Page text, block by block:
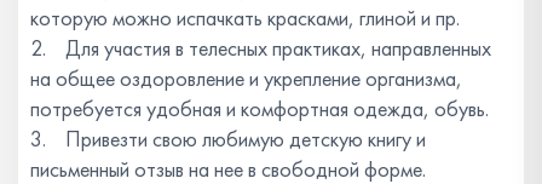
которую можно испачкать красками, глиной и пр.
2. Для участия в телесных практиках, направленных
на общее оздоровление и укрепление организма,
потребуется удобная и комфортная одежда, обувь.
3. Привезти свою любимую детскую книгу и
письменный отзыв на нее в свободной форме.